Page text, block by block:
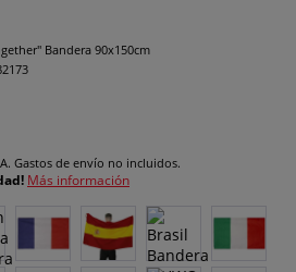
Bandera 90x150cm
Gastos de envío no incluidos.
Más información